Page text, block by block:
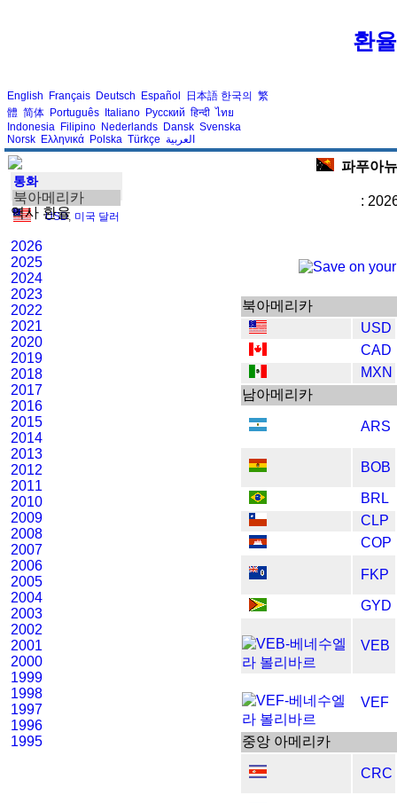
환
English Français Deutsch Español 日本語 한국의 繁
體 简体 Português Italiano Русский हिन्दी ไทย
Indonesia Filipino Nederlands Dansk Svenska
Norsk Ελληνικά Polska Türkçe العربية
통화
북아메리카
USD, 미국 달러
역사 환율
2026
2025
2024
2023
2022
2021
2020
2019
2018
2017
2016
2015
2014
2013
2012
2011
2010
2009
2008
2007
2006
2005
2004
2003
2002
2001
2000
1999
1998
1997
1996
1995
파푸아
:
북아메리카
USD
CAD
MXN
남아메리카
ARS
BOB
BRL
CLP
COP
FKP
GYD
VEB
VEF
중앙 아메리카
CRC